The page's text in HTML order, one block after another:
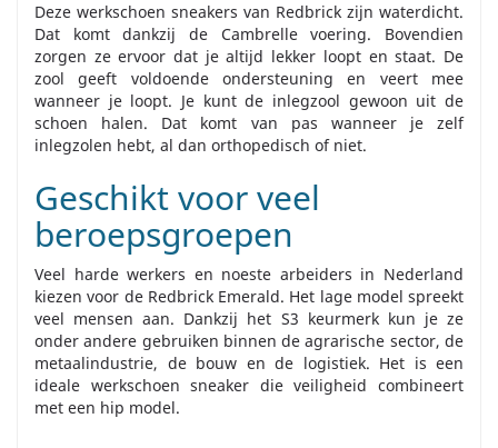
Deze werkschoen sneakers van Redbrick zijn waterdicht.
Dat komt dankzij de Cambrelle voering. Bovendien
zorgen ze ervoor dat je altijd lekker loopt en staat. De
zool geeft voldoende ondersteuning en veert mee
wanneer je loopt. Je kunt de inlegzool gewoon uit de
schoen halen. Dat komt van pas wanneer je zelf
inlegzolen hebt, al dan orthopedisch of niet.
Geschikt voor veel
beroepsgroepen
Veel harde werkers en noeste arbeiders in Nederland
kiezen voor de Redbrick Emerald. Het lage model spreekt
veel mensen aan. Dankzij het S3 keurmerk kun je ze
onder andere gebruiken binnen de agrarische sector, de
metaalindustrie, de bouw en de logistiek. Het is een
ideale werkschoen sneaker die veiligheid combineert
met een hip model.